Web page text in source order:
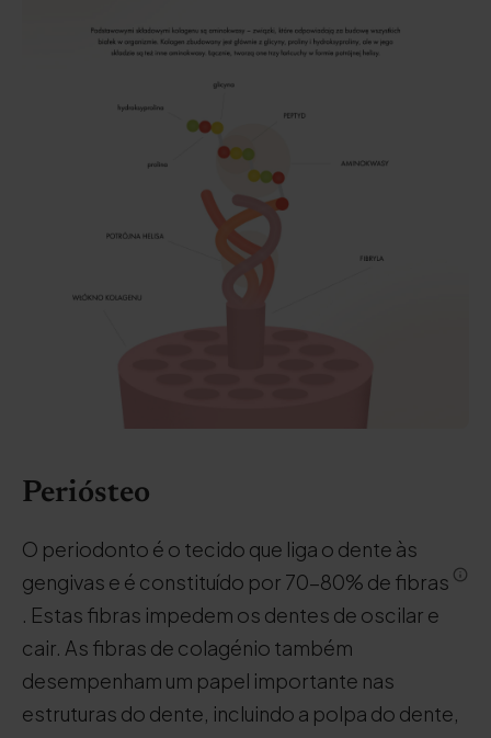
Periósteo
O periodonto é o tecido que liga o dente às
gengivas e é constituído por 70-80% de fibras
. Estas fibras impedem os dentes de oscilar e
cair. As fibras de colagénio também
desempenham um papel importante nas
estruturas do dente, incluindo a polpa do dente,